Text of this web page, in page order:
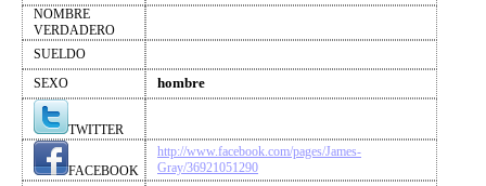
NOMBRE
VERDADERO
SUELDO
SEXO
hombre
TWITTER
FACEBOOK
http://www.facebook.com/pages/James-
Gray/36921051290